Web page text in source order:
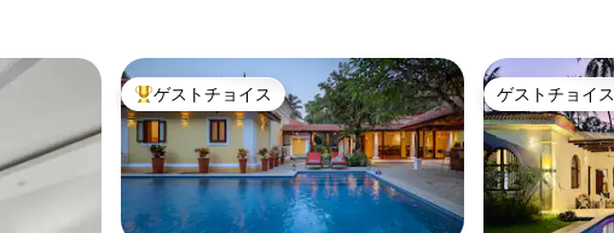
大好評のゲストチョイスです。
ゲストチョイス ゲストチョイス
ゲストチョイス